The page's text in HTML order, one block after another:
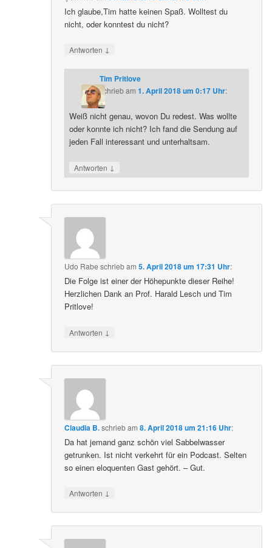
Ich glaube,Tim hatte keinen Spaß. Wolltest du
nicht, oder konntest du nicht?
Antworten ↓
Tim Pritlove
schriebam 1. April 2018 um 0:17 Uhr:
Weiß nicht genau, wovon Du redest. Was wollte
oder konnte ich nicht? Ich fand die Sendung auf
jeden Fall interessant und unterhaltsam.
Antworten ↓
Udo Rabe schriebam5. April 2018 um 17:31 Uhr:
Die Folge ist einer der Höhepunkte dieser Reihe!
Herzlichen Dank an Prof. Harald Lesch und Tim
Pritlove!
Antworten ↓
Claudia B.schriebam8. April 2018 um 21:16 Uhr:
Da hat jemand ganz schön viel Sabbelwasser
getrunken. Ist nicht verkehrt für ein Podcast. Selten
so einen eloquenten Gast gehört. – Gut.
Antworten ↓